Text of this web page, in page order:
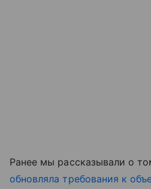
Ранее мы рассказывали о
обновляла требования к